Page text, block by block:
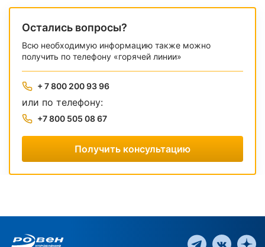
Остались вопросы?
Всю необходимую информацию также можно
получить по телефону «горячей линии»
+ 7 800 200 93 96
или по телефону:
+7 800 505 08 67
Получить консультацию